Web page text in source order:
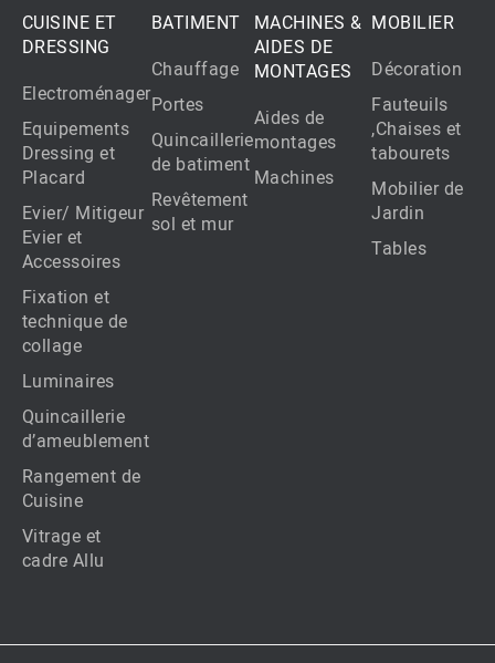
CUISINE ET
DRESSING
Electroménager
Equipements
Dressing et
Placard
Evier/ Mitigeur
Evier et
Accessoires
Fixation et
technique de
collage
Luminaires
Quincaillerie
d’ameublement
Rangement de
Cuisine
Vitrage et
cadre Allu
BATIMENT
Chauffage
Portes
Quincaillerie
de batiment
Revêtement
sol et mur
MACHINES &
AIDES DE
MONTAGES
Aides de
montages
Machines
MOBILIER
Décoration
Fauteuils
,Chaises et
tabourets
Mobilier de
Jardin
Tables